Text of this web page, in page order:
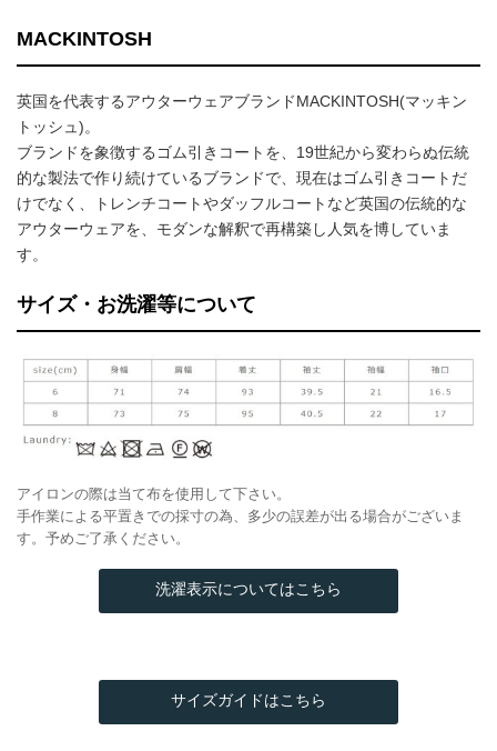
MACKINTOSH
英国を代表するアウターウェアブランドMACKINTOSH(マッキン
トッシュ)。
ブランドを象徴するゴム引きコートを、19世紀から変わらぬ伝統
的な製法で作り続けているブランドで、現在はゴム引きコートだ
けでなく、トレンチコートやダッフルコートなど英国の伝統的な
アウターウェアを、モダンな解釈で再構築し人気を博していま
す。
サイズ・お洗濯等について
アイロンの際は当て布を使用して下さい。
手作業による平置きでの採寸の為、多少の誤差が出る場合がございま
す。予めご了承ください。
洗濯表示についてはこちら
サイズガイドはこちら